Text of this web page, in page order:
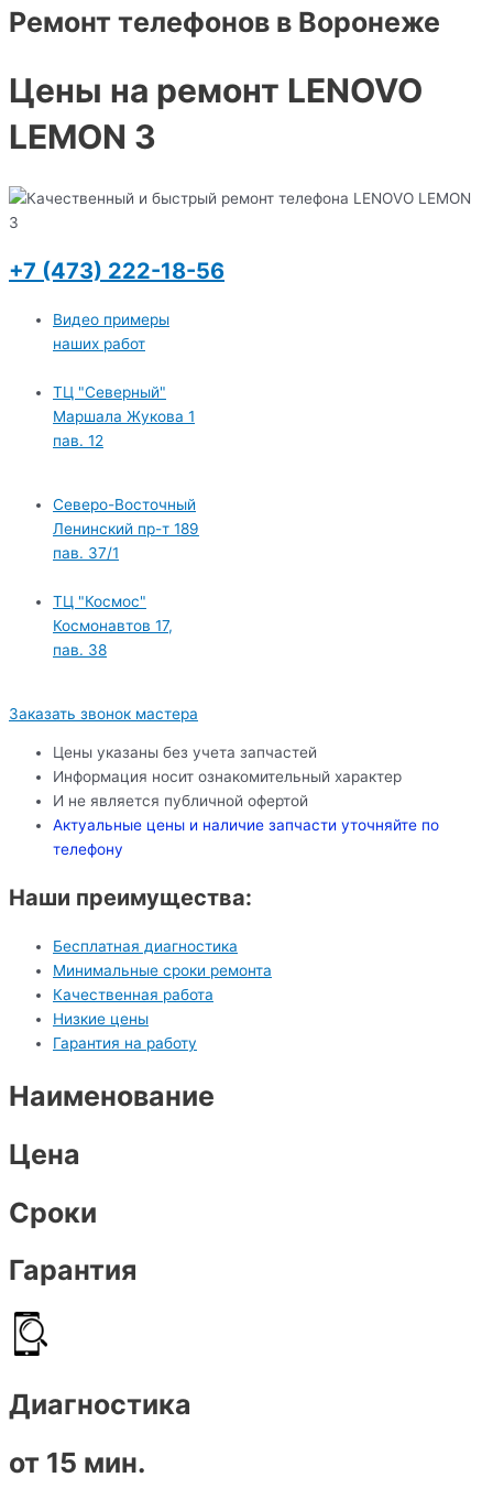
Ремонт телефонов в Воронеже
Цены на ремонт LENOVO
LEMON 3
+7 (473) 222-18-56
Видео примеры
наших работ
ТЦ "Северный"
Маршала Жукова 1
пав. 12
Северо-Восточный
Ленинский пр-т 189
пав. 37/1
ТЦ "Космос"
Космонавтов 17,
пав. 38
Заказать звонок мастера
Цены указаны без учета запчастей
Информация носит ознакомительный характер
И не является публичной офертой
Актуальные цены и наличие запчасти уточняйте по
телефону
Наши преимущества:
Бесплатная диагностика
Минимальные сроки ремонта
Качественная работа
Низкие цены
Гарантия на работу
Наименование
Цена
Сроки
Гарантия
Диагностика
от 15 мин.